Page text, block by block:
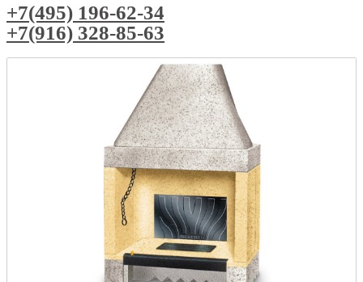
+7(495) 196-62-34
+7(916) 328-85-63